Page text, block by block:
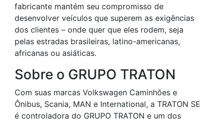
fabricante mantém seu compromisso de
desenvolver veículos que superem as exigências
dos clientes – onde quer que eles rodem, seja
pelas estradas brasileiras, latino-americanas,
africanas ou asiáticas.
Sobre o GRUPO TRATON
Com suas marcas Volkswagen Caminhões e
Ônibus, Scania, MAN e International, a TRATON SE
é controladora do GRUPO TRATON e um dos